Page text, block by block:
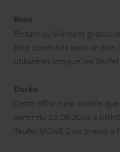
e
x
d
i
s
à
l
g
a
Bons
En tant qu’élément gratuit
être combinés avec un bon
utilisables lorsque les
Durée
Cette offre n’est valable
partir du 03.08.2026 à
Teufel MOVE 2 ou prendra